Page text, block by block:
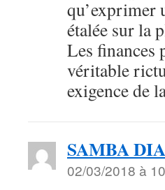
qu’exprimer
étalée sur la
Les finances
véritable
exigence de
SAMBA
02/03/2018 à